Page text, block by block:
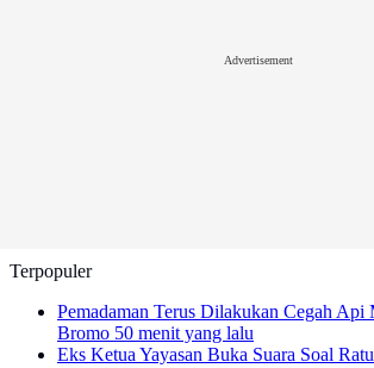
Advertisement
Terpopuler
Pemadaman Terus Dilakukan Cegah Api
Bromo 50 menit yang lalu
Eks Ketua Yayasan Buka Suara Soal